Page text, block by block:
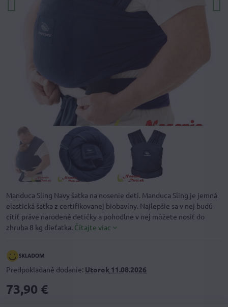
Manduca Sling Navy šatka na nosenie detí. Manduca Sling je jemná
elastická šatka z certifikovanej biobavlny. Najlepšie sa v nej budú
cítiť práve narodené detičky a pohodlne v nej môžete nosiť do
zhruba 8 kg dieťatka. Čítajte viac
Predpokladané dodanie: Utorok 11.08.2026
73,90 €